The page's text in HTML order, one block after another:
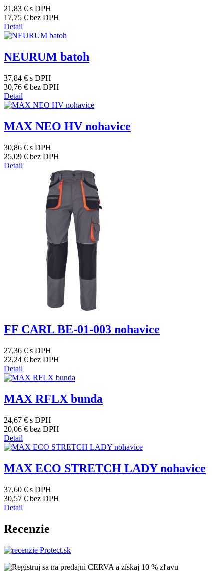
21,83 € s DPH
17,75 € bez DPH
Detail
NEURUM batoh
37,84 € s DPH
30,76 € bez DPH
Detail
MAX NEO HV nohavice
30,86 € s DPH
25,09 € bez DPH
Detail
FF CARL BE-01-003 nohavice
27,36 € s DPH
22,24 € bez DPH
Detail
MAX RFLX bunda
24,67 € s DPH
20,06 € bez DPH
Detail
MAX ECO STRETCH LADY nohavice
37,60 € s DPH
30,57 € bez DPH
Detail
Recenzie